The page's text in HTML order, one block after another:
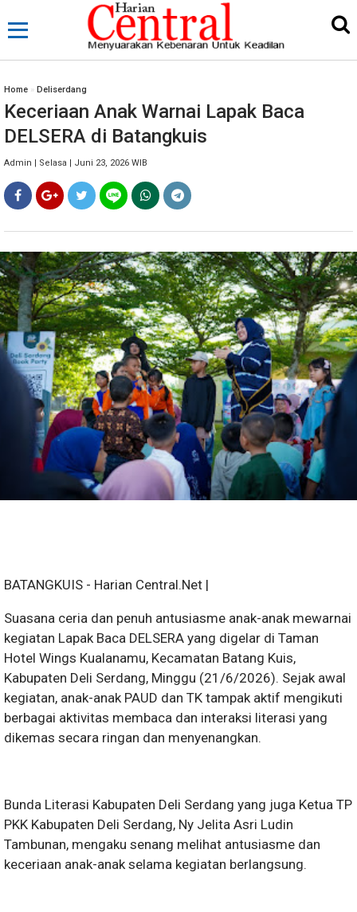
Home » Deliserdang
Keceriaan Anak Warnai Lapak Baca
DELSERA di Batangkuis
Admin | Selasa | Juni 23, 2026 WIB
BATANGKUIS - Harian Central.Net |
Suasana ceria dan penuh antusiasme anak-anak mewarnai
kegiatan Lapak Baca DELSERA yang digelar di Taman
Hotel Wings Kualanamu, Kecamatan Batang Kuis,
Kabupaten Deli Serdang, Minggu (21/6/2026). Sejak awal
kegiatan, anak-anak PAUD dan TK tampak aktif mengikuti
berbagai aktivitas membaca dan interaksi literasi yang
dikemas secara ringan dan menyenangkan.
Bunda Literasi Kabupaten Deli Serdang yang juga Ketua TP
PKK Kabupaten Deli Serdang, Ny Jelita Asri Ludin
Tambunan, mengaku senang melihat antusiasme dan
keceriaan anak-anak selama kegiatan berlangsung.